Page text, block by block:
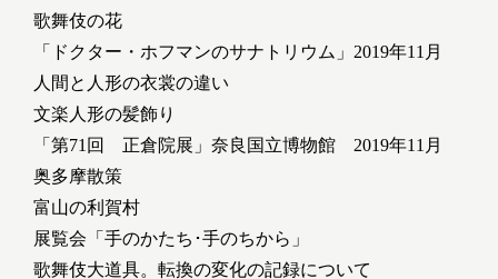
歌舞伎の花
「ドクター・ホフマンのサナトリウム」2019年11月
人間と人形の衣裳の違い
文楽人形の髪飾り
「第71回 正倉院展」奈良国立博物館 2019年11月
奥多摩散策
富山の利賀村
展覧会「手のかたち･手のちから」
歌舞伎大道具。転換の変化の記録について